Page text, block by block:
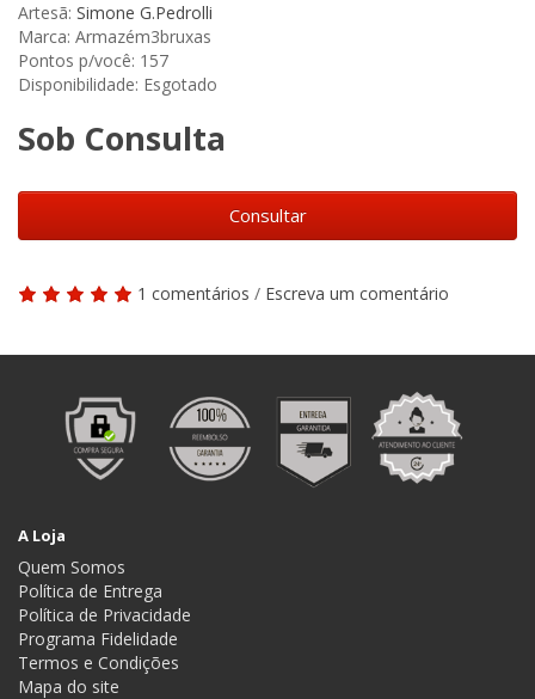
Artesã: Simone G.Pedrolli
Marca: Armazém3bruxas
Pontos p/você: 157
Disponibilidade: Esgotado
Sob Consulta
1 comentários / Escreva um comentário
A Loja
Quem Somos
Política de Entrega
Política de Privacidade
Programa Fidelidade
Termos e Condições
Mapa do site